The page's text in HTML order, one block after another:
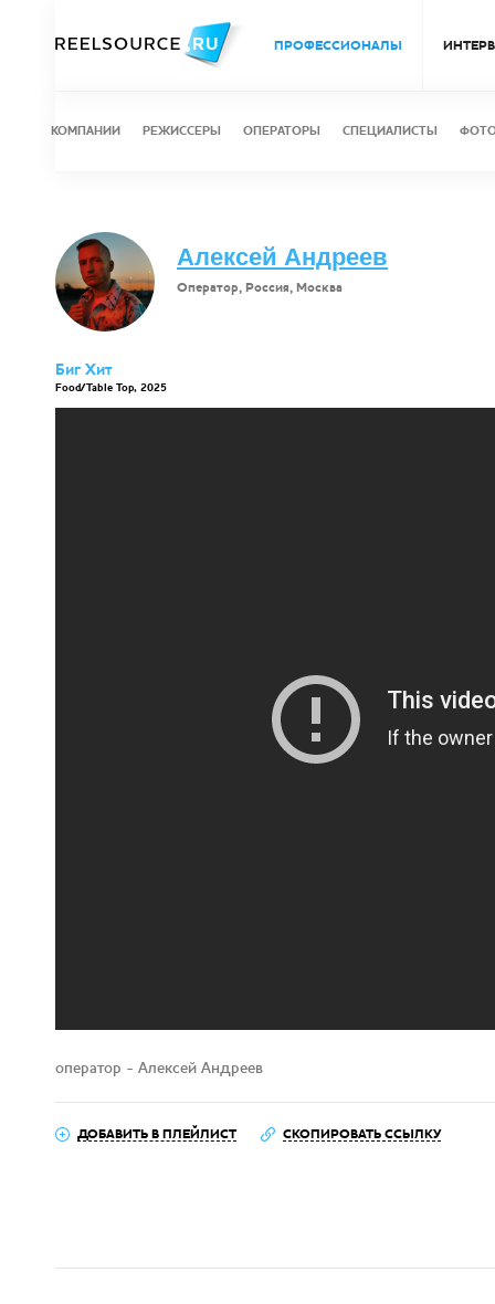
ПРОФЕССИОНАЛЫ
КОМПАНИИ РЕЖИССЕРЫ ОПЕРАТОРЫ СПЕЦИАЛИСТЫ
Алексей Андреев
Оператор, Россия, Москва
Биг Хит
Food/Table Top, 2025
оператор - Алексей Андреев
ДОБАВИТЬ В ПЛЕЙЛИСТ СКОПИРОВАТЬ ССЫЛКУ